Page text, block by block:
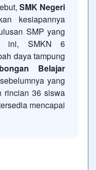
SMK Negeri
kesiapannya
SMP yang
ini, SMKN 6
daya tampung
Belajar
yang
rincian 36 siswa
mencapai